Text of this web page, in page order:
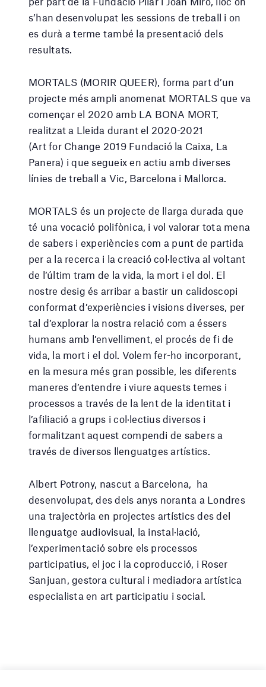
s’han desenvolupat les sessions de treball i on
es durà a terme també la presentació dels
resultats.
MORTALS (MORIR QUEER), forma part d’un
projecte més ampli anomenat MORTALS que va
començar el 2020 amb LA BONA MORT,
realitzat a Lleida durant el 2020-2021
(Art for Change 2019 Fundació la Caixa, La
Panera) i que segueix en actiu amb diverses
línies de treball a Vic, Barcelona i Mallorca.
MORTALS és un projecte de llarga durada que
té una vocació polifònica, i vol valorar tota mena
de sabers i experiències com a punt de partida
per a la recerca i la creació col·lectiva al voltant
de l’últim tram de la vida, la mort i el dol. El
nostre desig és arribar a bastir un calidoscopi
conformat d’experiències i visions diverses, per
tal d’explorar la nostra relació com a éssers
humans amb l’envelliment, el procés de fi de
vida, la mort i el dol. Volem fer-ho incorporant,
en la mesura més gran possible, les diferents
maneres d’entendre i viure aquests temes i
processos a través de la lent de la identitat i
l’afiliació a grups i col·lectius diversos i
formalitzant aquest compendi de sabers a
través de diversos llenguatges artístics.
Albert Potrony, nascut a Barcelona, ha
desenvolupat, des dels anys noranta a Londres
una trajectòria en projectes artístics des del
llenguatge audiovisual, la instal·lació,
l’experimentació sobre els processos
participatius, el joc i la coproducció, i Roser
Sanjuan, gestora cultural i mediadora artística
especialista en art participatiu i social.